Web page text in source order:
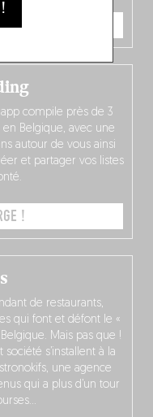
!
de restaurants,
qui font et défont le «
Mais pas que !
s’installent à la
une agence
qui a plus d’un tour
compile près de 3
Belgique, avec une
autour de vous ainsi
et partager vos listes
!